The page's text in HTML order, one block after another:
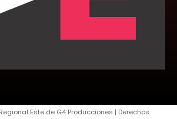
Este de G4 Producciones | Derechos